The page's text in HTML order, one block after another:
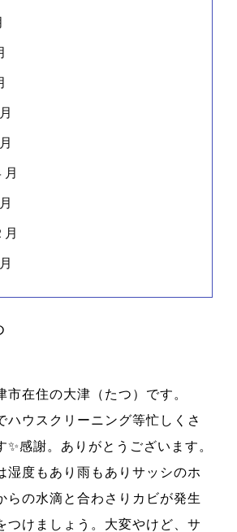
市在住の大津（たつ）です。
ハウスクリーニング等忙しくさ
✨感謝。ありがとうございます。
湿度もあり雨もありサッシのホ
らの水滴と合わさりカビが発生
つけましょう。大変やけど、サ